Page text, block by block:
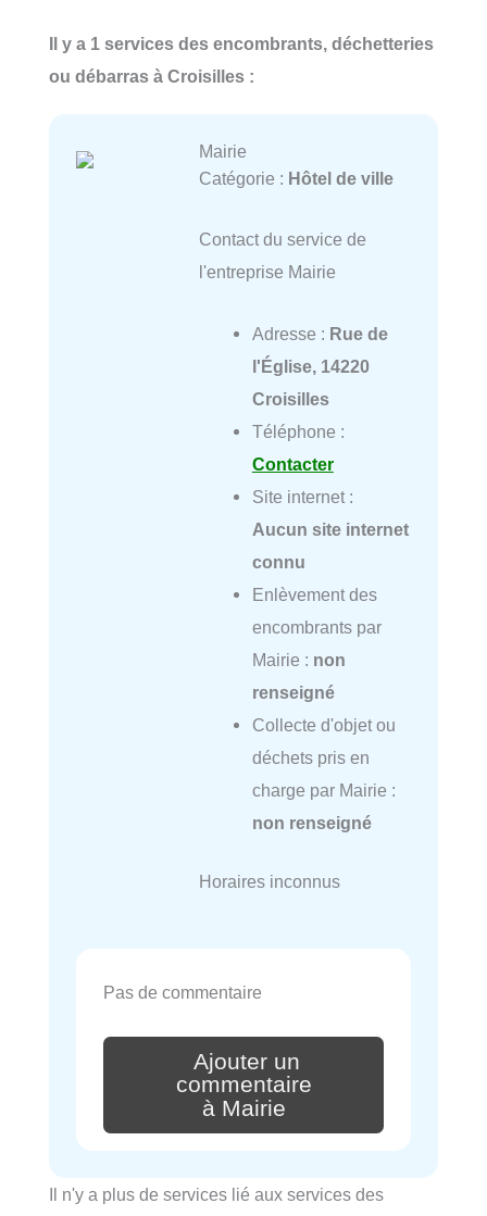
Il y a 1 services des encombrants, déchetteries
ou débarras à Croisilles :
Mairie
Catégorie : Hôtel de ville
Contact du service de
l'entreprise Mairie
Adresse : Rue de
l'Église, 14220
Croisilles
Téléphone :
Contacter
Site internet :
Aucun site internet
connu
Enlèvement des
encombrants par
Mairie : non
renseigné
Collecte d'objet ou
déchets pris en
charge par Mairie :
non renseigné
Horaires inconnus
Pas de commentaire
Ajouter un
commentaire
à Mairie
Il n'y a plus de services lié aux services des